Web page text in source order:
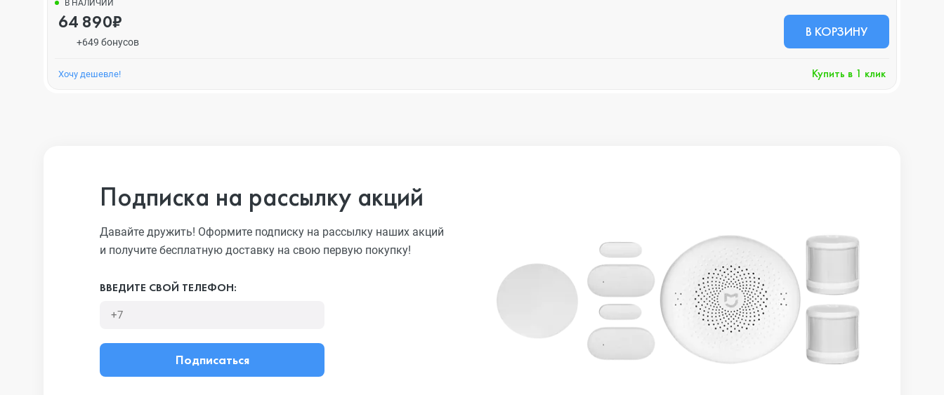
В НАЛИЧИИ
64 890₽
+649 бонусов
В КОРЗИНУ
Хочу дешевле! Купить в 1 клик
Подписка на рассылку акций
Давайте дружить! Оформите подписку на рассылку наших акций
и получите бесплатную доставку на свою первую покупку!
ВВЕДИТЕ СВОЙ ТЕЛЕФОН:
Подписаться